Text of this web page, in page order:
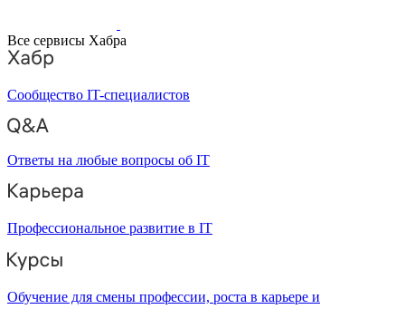
Все сервисы Хабра
Сообщество IT-специалистов
Ответы на любые вопросы об IT
Профессиональное развитие в IT
Обучение для смены профессии, роста в карьере и